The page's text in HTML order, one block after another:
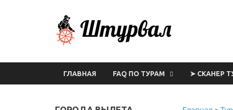
ГЛАВНАЯ FAQ ПО ТУРАМ ➤ СКАНЕР